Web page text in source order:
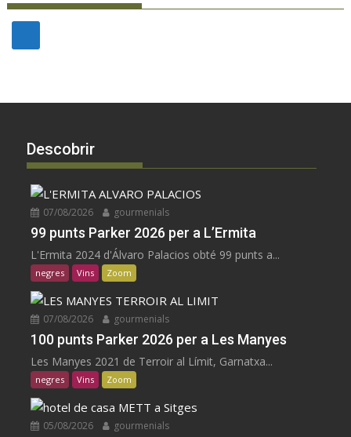
Descobrir
07/08/2026 gourmenials
99 punts Parker 2026 per a L’Ermita
L'Ermita 2024 d'Álvaro Palacios obté 99 punts a...
negres Vins Zoom
07/08/2026 gourmenials
100 punts Parker 2026 per a Les Manyes
Les Manyes 2021 de Terroir al Límit, Garnatxa...
negres Vins Zoom
05/08/2026 gourmenials